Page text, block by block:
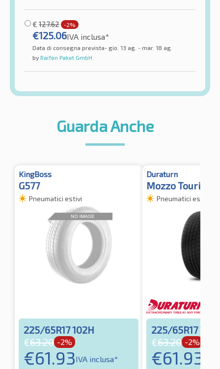
€ 127.62 -2%
€125.06IVA inclusa*
Data di consegna prevista- gio. 13 ag. - mar. 18 ag.
by Raifen Paket GmbH
Guarda Anche
KingBoss
G577
Pneumatici estivi
225/65R17 102H
€63.20 -2%
€61.93IVA inclusa*
Duraturn
Mozzo Touring
Pneumatici estivi
225/65R17
€63.20 -2%
€61.93